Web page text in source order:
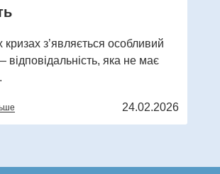
кризах з’являється особливий
відповідальність, яка не має
24.02.2026